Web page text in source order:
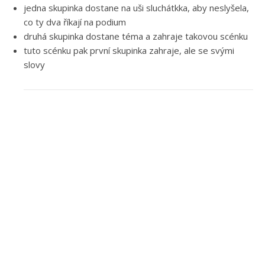
jedna skupinka dostane na uši sluchátkka, aby neslyšela,
co ty dva říkají na podium
druhá skupinka dostane téma a zahraje takovou scénku
tuto scénku pak první skupinka zahraje, ale se svými
slovy